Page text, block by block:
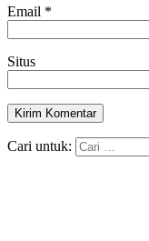
Email *
Situs
Cari untuk: